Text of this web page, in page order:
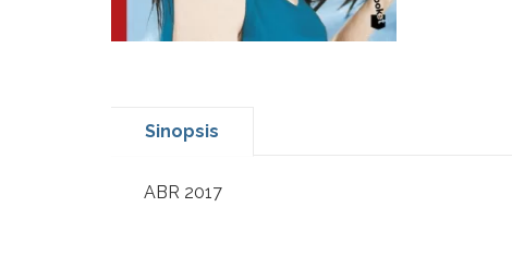
Sinopsis
ABR 2017